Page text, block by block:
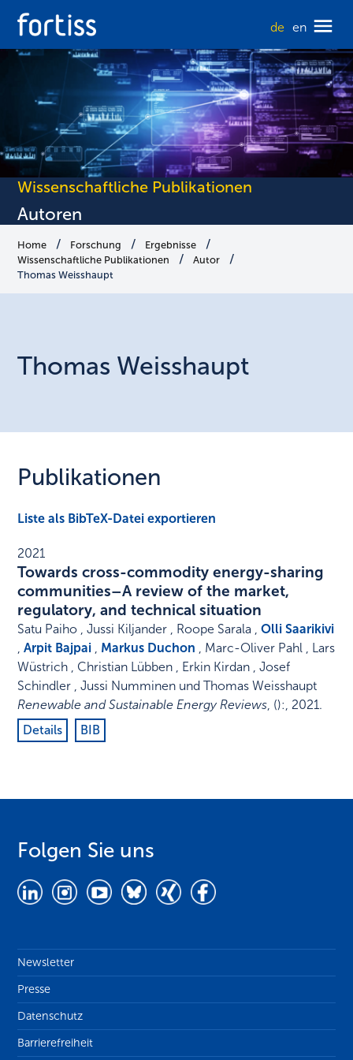
de en
Wissenschaftliche Publikationen
Autoren
Home Forschung
Ergebnisse
Wissenschaftliche Publikationen
Autor
Thomas Weisshaupt
Thomas Weisshaupt
Publikationen
Liste als BibTeX-Datei exportieren
2021
Towards cross-commodity energy-sharing
communities–A review of the market,
regulatory, and technical situation
Satu Paiho , Jussi Kiljander , Roope Sarala ,Olli Saarikivi
,Arpit Bajpai , Markus Duchon , Marc-Oliver Pahl , Lars
Wüstrich , Christian Lübben , Erkin Kirdan , Josef
Schindler , Jussi Numminen und Thomas Weisshaupt
Renewable and Sustainable Energy Reviews, ():, 2021.
Details
BIB
Folgen Sie uns
Newsletter
Presse
Datenschutz
Barrierefreiheit